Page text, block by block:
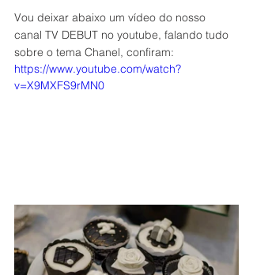
Vou deixar abaixo um vídeo do nosso
canal TV DEBUT no youtube, falando tudo
sobre o tema Chanel, confiram:
https://www.youtube.com/watch?
v=X9MXFS9rMN0